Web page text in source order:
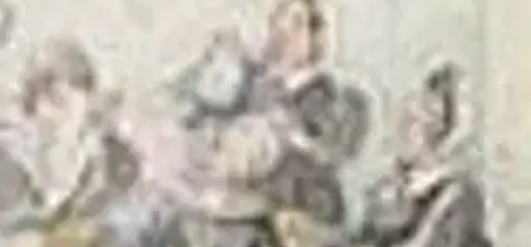
en skepnad med mänskliga drag som attraherar hela
förintelse följer i dödens spår.Människan har genom en riklig
som kulturvarelse skapat för att komma tillrätta med döden
i Finlands svenskbygder, födda ca 1880-1920, som
material av föremål, konstverk och bilder i kyrkor, museer och